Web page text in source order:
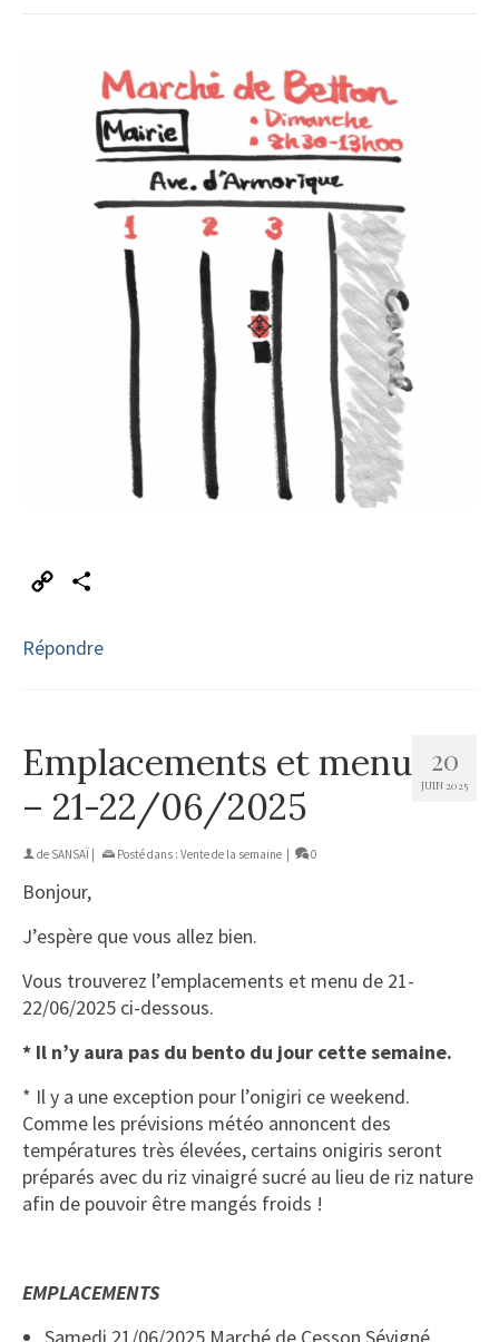
Copy
Répondre
20
JUIN 2025
Emplacements et menu
– 21-22/06/2025
de SANSAÏ Posté dans : Vente de la semaine 0
Bonjour,
J’espère que vous allez bien.
Vous trouverez l’emplacements et menu de 21-
22/06/2025 ci-dessous.
* Il n’y aura pas du bento du jour cette semaine.
* Il y a une exception pour l’onigiri ce weekend.
Comme les prévisions météo annoncent des
températures très élevées, certains onigiris seront
préparés avec du riz vinaigré sucré au lieu de riz nature
afin de pouvoir être mangés froids !
EMPLACEMENTS